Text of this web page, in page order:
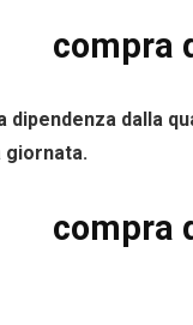
compra
dipendenza dalla
giornata.
compra